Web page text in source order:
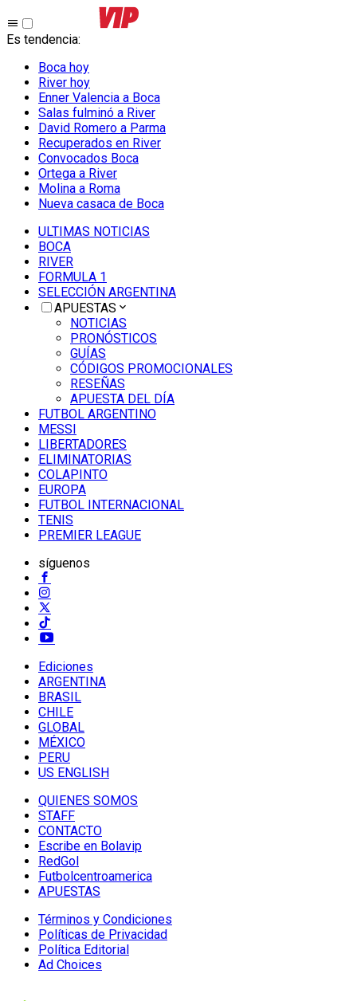
Es tendencia:
Boca hoy
River hoy
Enner Valencia a Boca
Salas fulminó a River
David Romero a Parma
Recuperados en River
Convocados Boca
Ortega a River
Molina a Roma
Nueva casaca de Boca
ULTIMAS NOTICIAS
BOCA
RIVER
FORMULA 1
SELECCIÓN ARGENTINA
APUESTAS
NOTICIAS
PRONÓSTICOS
GUÍAS
CÓDIGOS PROMOCIONALES
RESEÑAS
APUESTA DEL DÍA
FUTBOL ARGENTINO
MESSI
LIBERTADORES
ELIMINATORIAS
COLAPINTO
EUROPA
FUTBOL INTERNACIONAL
TENIS
PREMIER LEAGUE
síguenos
Ediciones
ARGENTINA
BRASIL
CHILE
GLOBAL
MÉXICO
PERU
US ENGLISH
QUIENES SOMOS
STAFF
CONTACTO
Escribe en Bolavip
RedGol
Futbolcentroamerica
APUESTAS
Términos y Condiciones
Políticas de Privacidad
Política Editorial
Ad Choices